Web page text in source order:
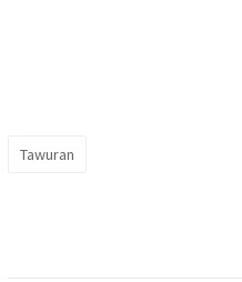
Tawuran